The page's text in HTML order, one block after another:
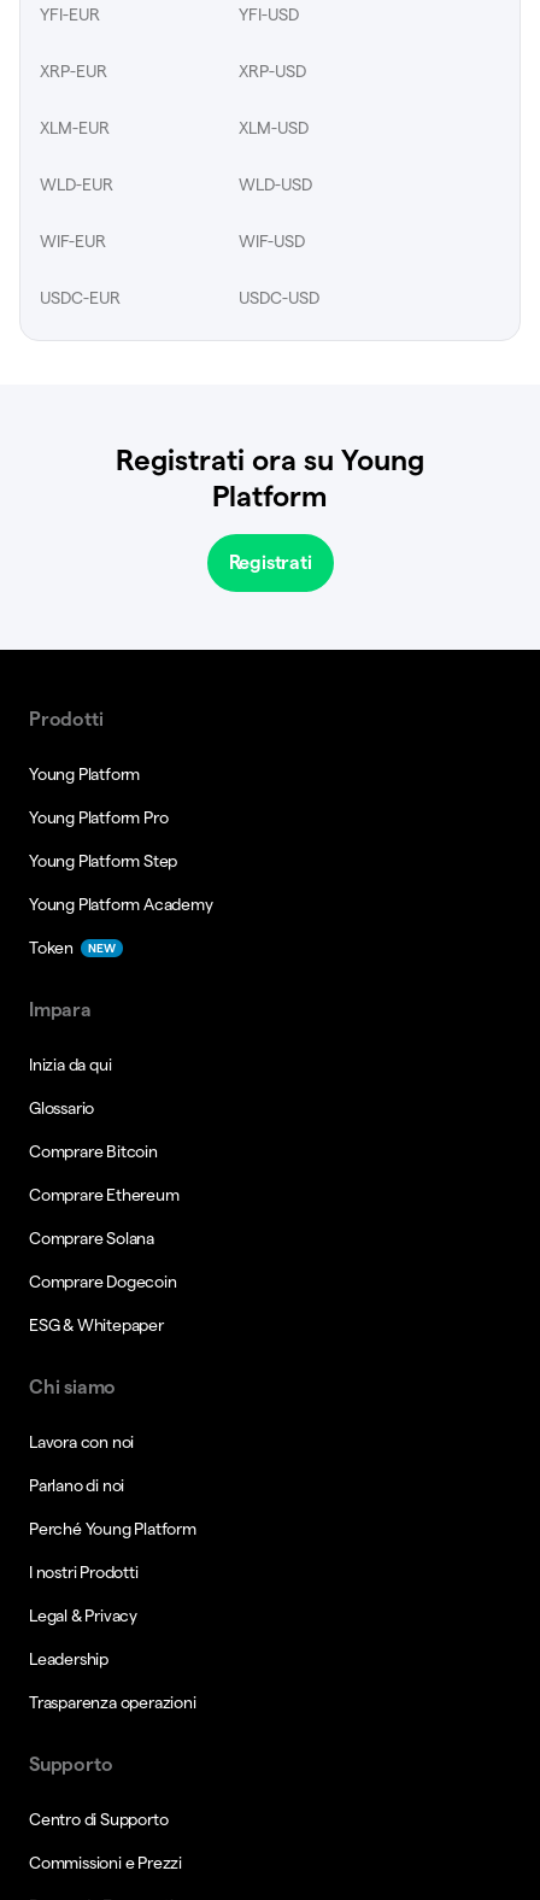
YFI-EUR YFI-USD
XRP-EUR XRP-USD
XLM-EUR XLM-USD
WLD-EUR WLD-USD
WIF-EUR WIF-USD
USDC-EUR USDC-USD
Registrati ora su Young
Platform
Registrati
Prodotti
Young Platform
Young Platform Pro
Young Platform Step
Young Platform Academy
Token NEW
Impara
Inizia da qui
Glossario
Comprare Bitcoin
Comprare Ethereum
Comprare Solana
Comprare Dogecoin
ESG & Whitepaper
Chi siamo
Lavora con noi
Parlano di noi
Perché Young Platform
I nostri Prodotti
Legal & Privacy
Leadership
Trasparenza operazioni
Supporto
Centro di Supporto
Commissioni e Prezzi